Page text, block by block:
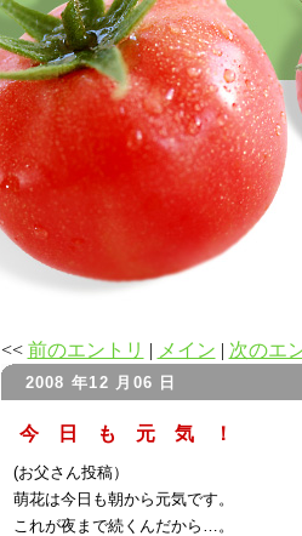
<< 前のエントリ | メイン | 次のエ
2008 年12 月06 日
今 日 も 元 気 ！
(お父さん投稿）
萌花は今日も朝から元気です。
これが夜まで続くんだから…。